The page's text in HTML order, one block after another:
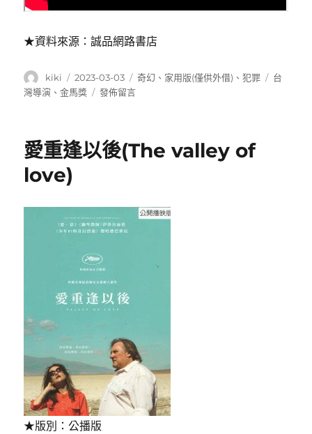
★資料來源：誠品網路書店
作
者
kiki
發
佈
2023-03-03
分
奇幻 、 家用版(僅供外借) 、犯罪
標
台
灣導演 、金馬獎
在
阿
Asura)〉
發佈留言
愛重逢以後(The valley of
love)
★版別：公播版